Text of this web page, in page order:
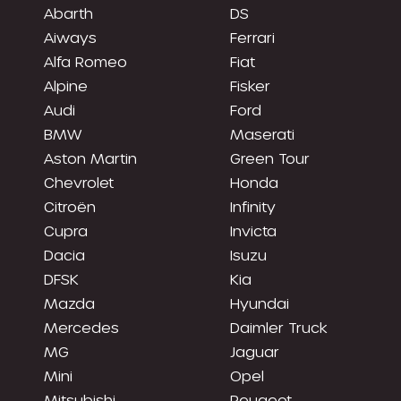
Abarth
Aiways
Alfa Romeo
Alpine
Audi
BMW
Aston Martin
Chevrolet
Citroën
Cupra
Dacia
DFSK
Mazda
Mercedes
MG
Mini
DS
Ferrari
Fiat
Fisker
Ford
Maserati
Green Tour
Honda
Infinity
Invicta
Isuzu
Kia
Hyundai
Daimler Truck
Jaguar
Opel